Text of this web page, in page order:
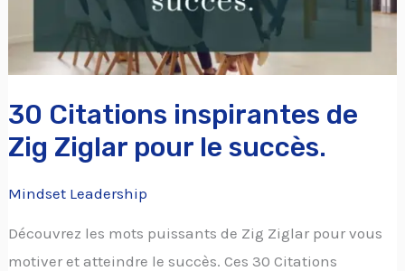
30 Citations inspirantes de
Zig Ziglar pour le succès.
Mindset Leadership
Découvrez les mots puissants de Zig Ziglar pour vous
motiver et atteindre le succès. Ces 30 Citations
succès.